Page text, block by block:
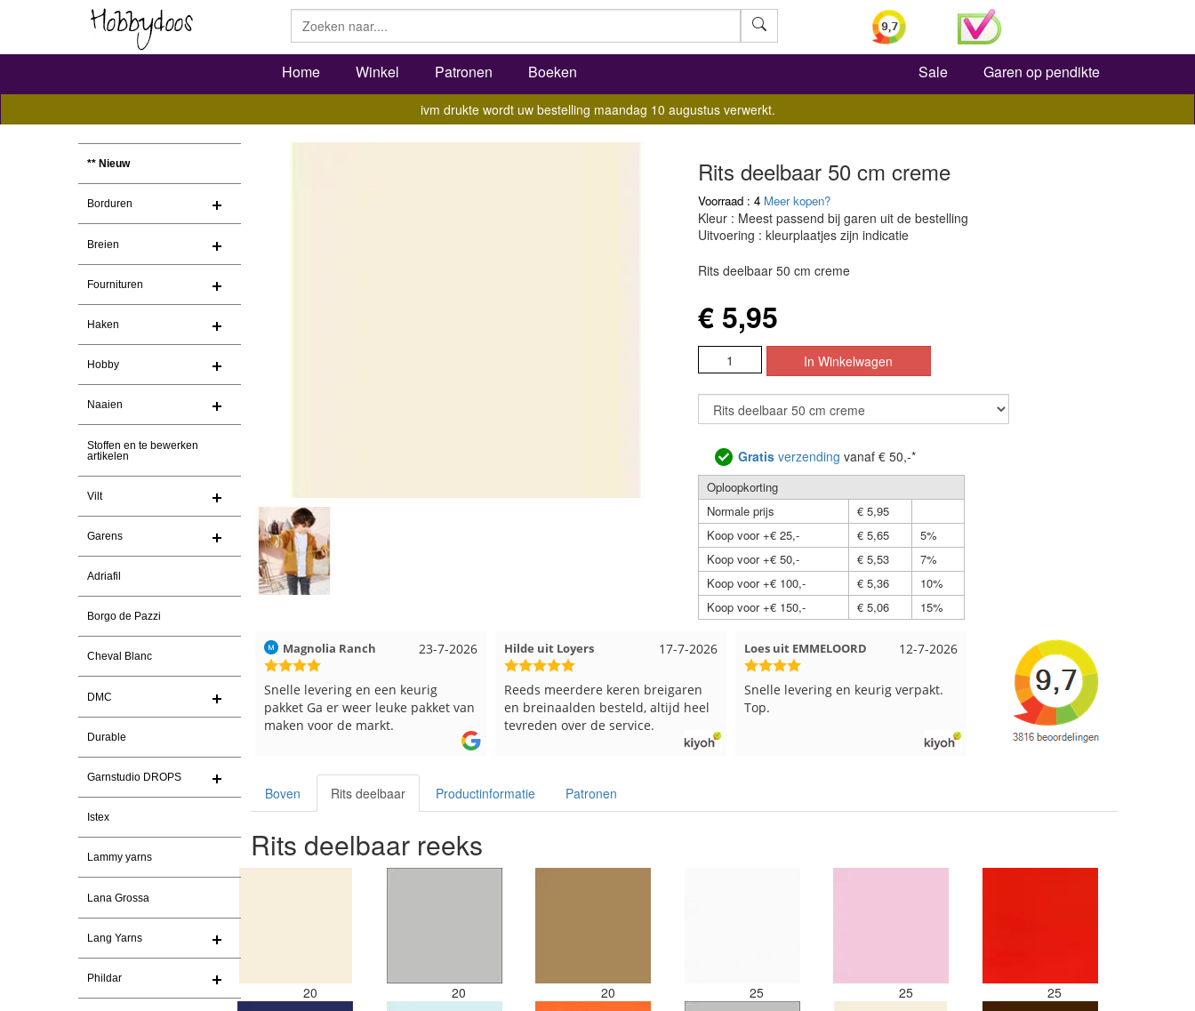
Zoeken
Home Winkel Patronen Boeken Sale Garen op pendikte
ivm drukte wordt uw bestelling maandag 10 augustus verwerkt.
** Nieuw
Borduren
Breien
Fournituren
Haken
Hobby
Naaien
Stoffen en te bewerken
artikelen
Vilt
Garens
Adriafil
Borgo de Pazzi
Cheval Blanc
DMC
Durable
Garnstudio DROPS
Istex
Lammy yarns
Lana Grossa
Lang Yarns
Phildar
Rits deelbaar 50 cm creme
Voorraad : 4 Meer kopen?
Kleur : Meest passend bij garen uit de bestelling
Uitvoering : kleurplaatjes zijn indicatie
Rits deelbaar 50 cm creme
€ 5,95
Gratisverzending vanaf € 50,-*
Oploopkorting
Normale prijs
€ 5,95
Koop voor +€ 25,-
€ 5,65
5%
Koop voor +€ 50,-
€ 5,53
7%
Koop voor +€ 100,-
€ 5,36
10%
Koop voor +€ 150,-
€ 5,06 15%
Snelle levering. En prima garen
23-7-2026
Magnolia Ranch
Snelle levering en een keurig
pakket Ga er weer leuke pakket van
maken voor de markt.
17-7-2026
Hilde uit Loyers
Reeds meerdere keren breigaren
en breinaalden besteld, altijd heel
tevreden over de service.
12-7-2026
Loes uit EMMELOORD
Snelle levering en keurig verpakt.
Top.
Nell uit Beuningen
Goed verpakt en snelgeleverd
Boven Rits deelbaar Productinformatie Patronen
Rits deelbaar reeks
20 20 20 25 25 25